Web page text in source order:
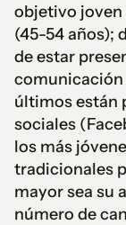
objetivo joven
(45-54 años);
de estar
comunicación
últimos están
sociales
los más
tradicionales
mayor sea su
número de